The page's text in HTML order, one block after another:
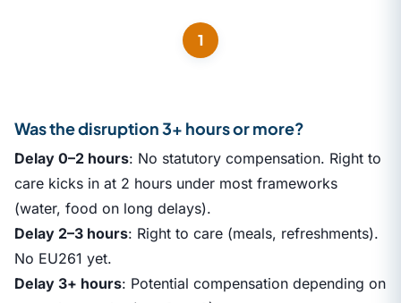
1
Was the disruption 3+ hours or more?
Delay 0–2 hours: No statutory compensation. Right to
care kicks in at 2 hours under most frameworks
(water, food on long delays).
Delay 2–3 hours: Right to care (meals, refreshments).
No EU261 yet.
Delay 3+ hours: Potential compensation depending on